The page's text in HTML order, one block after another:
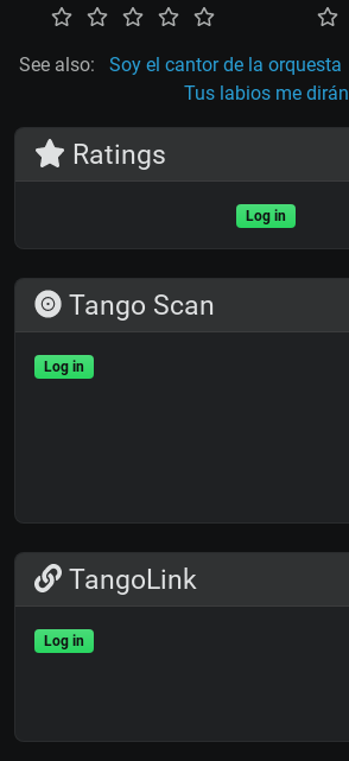
See also: Soy el cantor de la orquesta
Tus labios me dirán
Ratings
Log in
Tango Scan
Log in
TangoLink
Log in